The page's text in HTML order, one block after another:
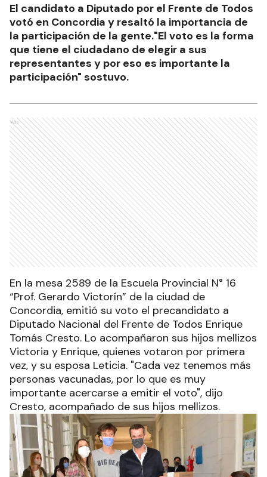
El candidato a Diputado por el Frente de Todos
votó en Concordia y resaltó la importancia de
la participación de la gente."El voto es la forma
que tiene el ciudadano de elegir a sus
representantes y por eso es importante la
participación" sostuvo.
Ads
En la mesa 2589 de la Escuela Provincial N° 16
“Prof. Gerardo Victorín” de la ciudad de
Concordia, emitió su voto el precandidato a
Diputado Nacional del Frente de Todos Enrique
Tomás Cresto. Lo acompañaron sus hijos mellizos
Victoria y Enrique, quienes votaron por primera
vez, y su esposa Leticia. "Cada vez tenemos más
personas vacunadas, por lo que es muy
importante acercarse a emitir el voto", dijo
Cresto, acompañado de sus hijos mellizos.